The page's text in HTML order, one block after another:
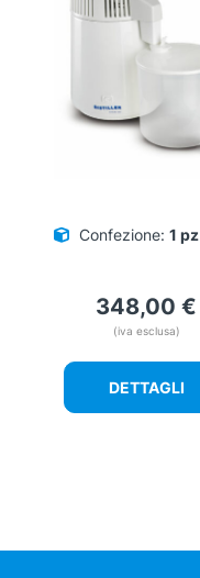
Confezione: 1 pz
348,00 €
(iva esclusa)
DETTAGLI